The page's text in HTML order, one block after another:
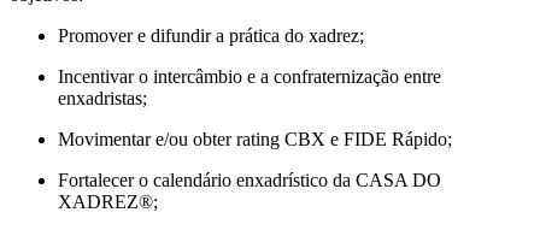
Promover e difundir a prática do xadrez;
Incentivar o intercâmbio e a confraternização entre
enxadristas;
Movimentar e/ou obter rating CBX e FIDE Rápido;
Fortalecer o calendário enxadrístico da CASA DO
XADREZ®;